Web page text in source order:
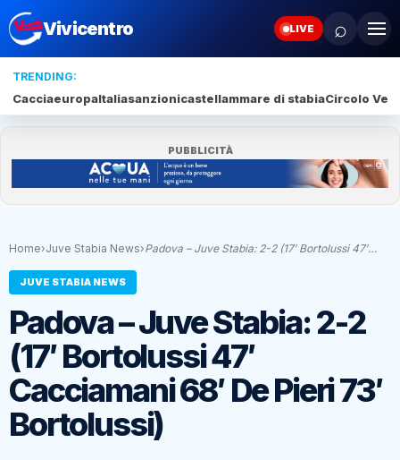
Vivicentro LIVE ⌕
TRENDING:
CacciaeuropaItaliasanzionicastellammare di stabiaCircolo
PUBBLICITÀ
Home›Juve Stabia News›Padova – Juve Stabia: 2-2 (17′ Bortolussi 47′…
JUVE STABIA NEWS
Padova – Juve Stabia: 2-2
(17′ Bortolussi 47′
Cacciamani 68′ De Pieri 73′
Bortolussi)